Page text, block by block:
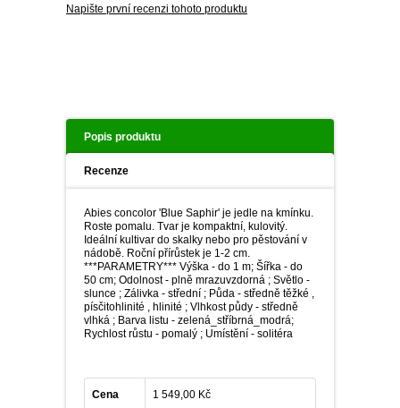
PLEKTRANT
HELICHRYSUM
OSTEOSPERMUM
ISOTOMA
VITÁLKA
PRYŠEC
NETÝKAVKA
Napište první recenzi tohoto produktu
Popis produktu
Recenze
Abies concolor 'Blue Saphir' je jedle na kmínku.
Roste pomalu. Tvar je kompaktní, kulovitý.
Ideální kultivar do skalky nebo pro pěstování v
nádobě. Roční přírůstek je 1-2 cm.
***PARAMETRY*** Výška - do 1 m; Šířka - do
50 cm; Odolnost - plně mrazuvzdorná ; Světlo -
slunce ; Zálivka - střední ; Půda - středně těžké ,
písčitohlinité , hlinité ; Vlhkost půdy - středně
vlhká ; Barva listu - zelená_stříbrná_modrá;
Rychlost růstu - pomalý ; Umístění - solitéra
Cena 1 549,00 Kč